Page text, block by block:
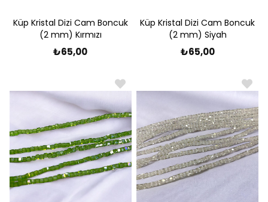
Küp Kristal Dizi Cam Boncuk
(2 mm) Kırmızı
₺65,00
Küp Kristal Dizi Cam Boncuk
(2 mm) Siyah
₺65,00